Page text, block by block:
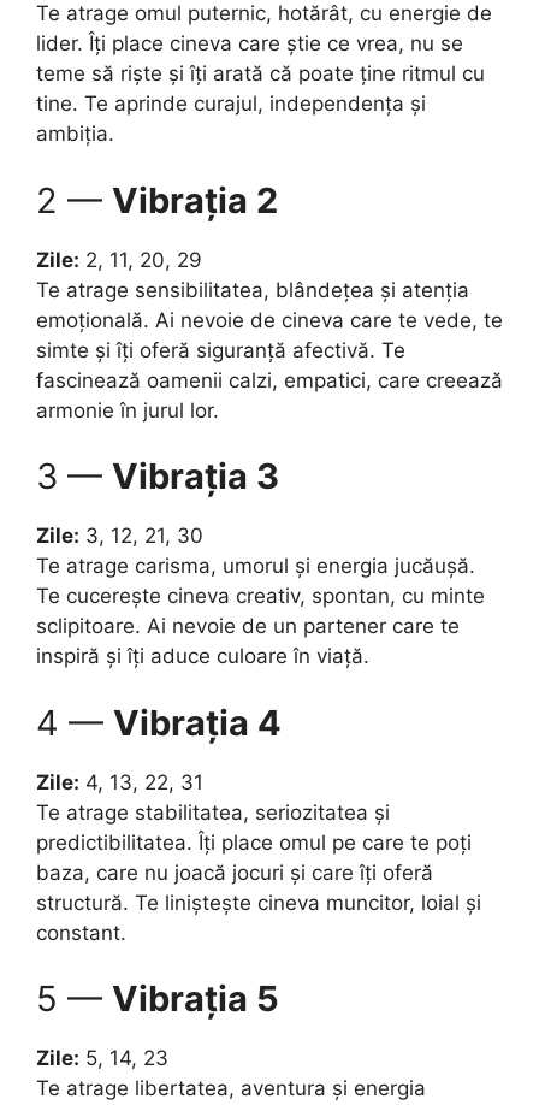
Te atrage omul puternic, hotărât, cu energie de
lider. Îți place cineva care știe ce vrea, nu se
teme să riște și îți arată că poate ține ritmul cu
tine. Te aprinde curajul, independența și
ambiția.
2 — Vibrația 2
Zile: 2, 11, 20, 29
Te atrage sensibilitatea, blândețea și atenția
emoțională. Ai nevoie de cineva care te vede, te
simte și îți oferă siguranță afectivă. Te
fascinează oamenii calzi, empatici, care creează
armonie în jurul lor.
3 — Vibrația 3
Zile: 3, 12, 21, 30
Te atrage carisma, umorul și energia jucăușă.
Te cucerește cineva creativ, spontan, cu minte
sclipitoare. Ai nevoie de un partener care te
inspiră și îți aduce culoare în viață.
4 — Vibrația 4
Zile: 4, 13, 22, 31
Te atrage stabilitatea, seriozitatea și
predictibilitatea. Îți place omul pe care te poți
baza, care nu joacă jocuri și care îți oferă
structură. Te liniștește cineva muncitor, loial și
constant.
5 — Vibrația 5
Zile: 5, 14, 23
Te atrage libertatea, aventura și energia